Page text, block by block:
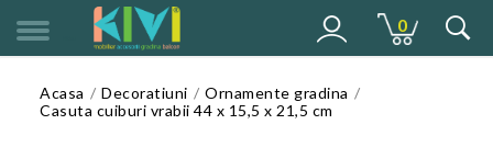
0
Acasa Decoratiuni
Ornamente gradina
Casuta cuiburi vrabii 44 x 15,5 x 21,5 cm